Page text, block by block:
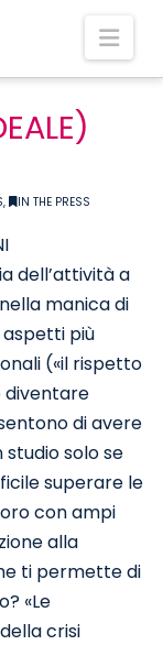
, IN THE PRESS
dell’attività a
manica di
aspetti più
(«il rispetto
diventare
di avere
solo se
superare le
con ampi
alla
ti permette di
«Le
crisi